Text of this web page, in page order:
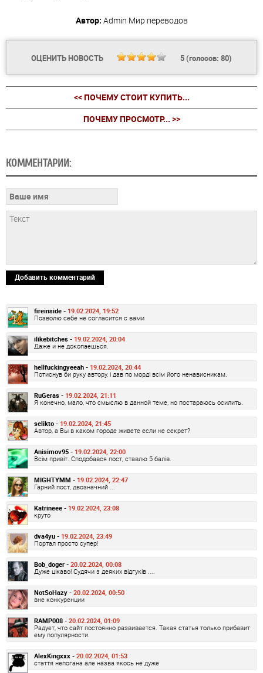
Автор: Admin Мир переводов
ОЦЕНИТЬ НОВОСТЬ 5(голосов: 80)
<< ПОЧЕМУ СТОИТ КУПИТЬ...
ПОЧЕМУ ПРОСМОТР... >>
КОММЕНТАРИИ:
Добавить комментарий
fireinside - 19.02.2024, 19:52
Позволю себе не согласится с вами
ilikebitches - 19.02.2024, 20:04
Даже и не докопаешься.
hellfuckingyeeah - 19.02.2024, 20:44
Потиснув би руку автору, і дав по морді всім його ненависникам.
RuGeras - 19.02.2024, 21:11
Я конечно, мало, что смыслю в данной теме, но постараюсь осилить.
selikto - 19.02.2024, 21:45
Автор, а Вы в каком городе живете если не секрет?
Anisimov95 - 19.02.2024, 22:00
Всім привіт. Сподобався пост, ставлю 5 балів.
MIGHTYMM - 19.02.2024, 22:47
Гарний пост, двозначний ...
Katrineee - 19.02.2024, 23:08
круто
dva4yu - 19.02.2024, 23:49
Портал просто супер!
Bob_doger - 20.02.2024, 00:08
Дуже цікаво! Судячи з деяких відгуків ....
NotSoHazy - 20.02.2024, 00:50
вне конкуренции
RAMP008 - 20.02.2024, 01:09
Радует, что сайт постоянно развивается. Такая статья только прибавит
ему популярности.
AlexKingxxx - 20.02.2024, 01:53
стаття непогана але назва якось не дуже